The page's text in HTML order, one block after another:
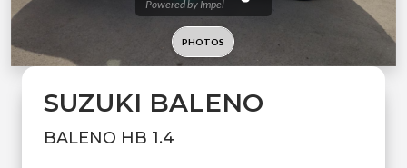
SUZUKI BALENO
BALENO HB 1.4